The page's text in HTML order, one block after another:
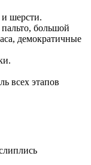
и шерсти.
большой
демократичные
всех этапов